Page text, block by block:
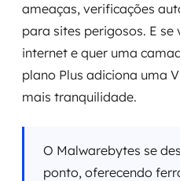
ameaças, verificações
para sites perigosos. E se
internet e quer uma
plano Plus adiciona uma
mais tranquilidade.
O Malwarebytes se
ponto, oferecendo